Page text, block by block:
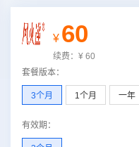
¥ 60
续费：¥ 60
套餐版本：
3个月 1个月 一年
有效期 ：